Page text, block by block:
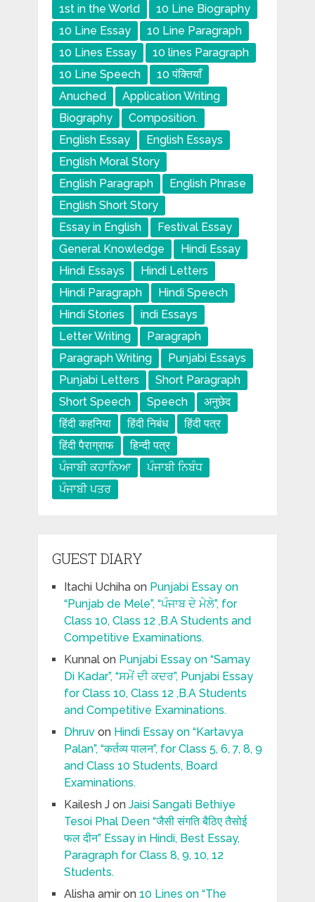
1st in the World
10 Line Biography
10 Line Essay
10 Line Paragraph
10 Lines Essay
10 lines Paragraph
10 Line Speech
10 पंक्तियाँ
Anuched
Application Writing
Biography
Composition.
English Essay
English Essays
English Moral Story
English Paragraph
English Phrase
English Short Story
Essay in English
Festival Essay
General Knowledge
Hindi Essay
Hindi Essays
Hindi Letters
Hindi Paragraph
Hindi Speech
Hindi Stories
indi Essays
Letter Writing
Paragraph
Paragraph Writing
Punjabi Essays
Punjabi Letters
Short Paragraph
Short Speech
Speech
अनुछेद
हिंदी कहनिया
हिंदी निबंध
हिंदी पत्र
हिंदी पैराग्राफ
हिन्दी पत्र
ਪੰਜਾਬੀ ਕਹਾਨਿਆ
ਪੰਜਾਬੀ ਨਿਬੰਧ
ਪੰਜਾਬੀ ਪਤਰ
GUEST DIARY
Itachi Uchihaon Punjabi Essay on
“Punjab de Mele”, “ਪੰਜਾਬ ਦੇ ਮੇਲੇ”, for
Class 10, Class 12 ,B.A Students and
Competitive Examinations.
Kunnalon Punjabi Essay on “Samay
Di Kadar”, “ਸਮੇਂ ਦੀ ਕਦਰ”, Punjabi Essay
for Class 10, Class 12 ,B.A Students
and Competitive Examinations.
Dhruvon Hindi Essay on “Kartavya
Palan”, “कर्तव्य पालन”, for Class 5, 6, 7, 8, 9
and Class 10 Students, Board
Examinations.
Kailesh Jon Jaisi Sangati Bethiye
Tesoi Phal Deen “जैसी संगति बैठिए तैसोई
फल दीन” Essay in Hindi, Best Essay,
Paragraph for Class 8, 9, 10, 12
Students.
Alisha amiron 10 Lines on “The